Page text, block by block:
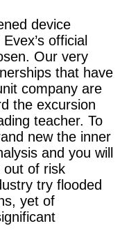
device
official
Our very
that have
company are
the excursion
teacher. To
new the inner
and you will
out of risk
try flooded
yet of